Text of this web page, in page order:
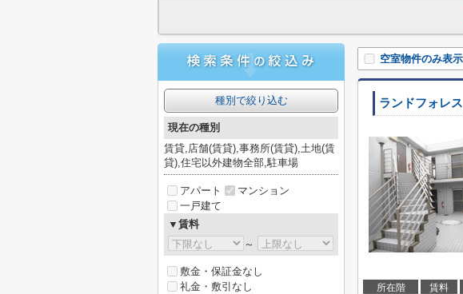
空室物件のみ表示
ランドフォレ
所在階 賃料
種別で絞り込む
現在の種別
賃貸,店舗(賃貸),事務所(賃貸),土地(賃
貸),住宅以外建物全部,駐車場
アパート
マンション
一戸建て
▼賃料
～
敷金・保証金なし
礼金・敷引なし